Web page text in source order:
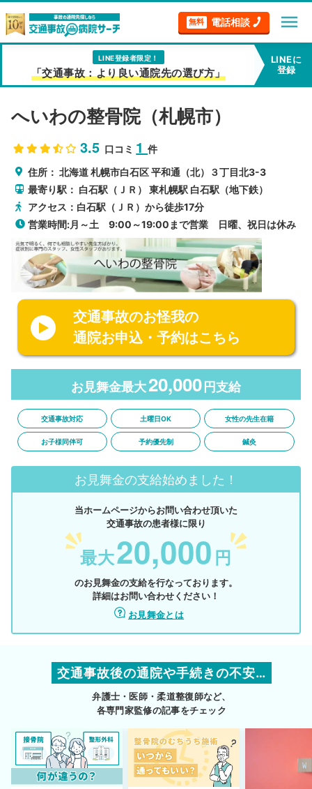
無料 電話相談 menu
LINE登録者限定！
「交通事故：より良い通院先の選び方」
LINEに
登録
へいわの整骨院（札幌市）
3.5 口コミ 1件
住所：北海道札幌市白石区平和通（北）３丁目北3-3
最寄り駅： 白石駅（ＪＲ） 東札幌駅 白石駅（地下鉄）
アクセス：白石駅（ＪＲ）から徒歩17分
営業時間:月～土 9:00～19:00まで営業 日曜、祝日は休み
交通事故のお怪我の
通院お申込・予約はこちら
お見舞金最大20,000 円支給
交通事故対応 土曜日OK 女性の先生在籍
お子様同伴可 予約優先制 鍼灸
お見舞金の支給始めました！
当ホームページからお問い合わせ頂いた
交通事故の患者様に限り
最大20,000 円
のお見舞金の支給を行なっております。
詳細はお問い合わせください！
お見舞金とは
交通事故後の通院や手続きの不安…
弁護士・医師・柔道整復師など、
各専門家監修の記事をチェック